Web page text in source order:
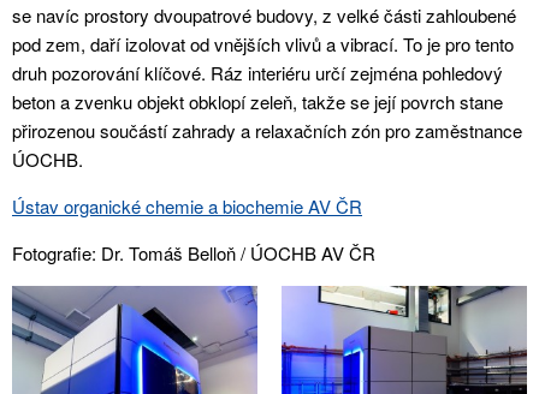
se navíc prostory dvoupatrové budovy, z velké části zahloubené
pod zem, daří izolovat od vnějších vlivů a vibrací. To je pro tento
druh pozorování klíčové. Ráz interiéru určí zejména pohledový
beton a zvenku objekt obklopí zeleň, takže se její povrch stane
přirozenou součástí zahrady a relaxačních zón pro zaměstnance
ÚOCHB.
Ústav organické chemie a biochemie AV ČR
Fotografie: Dr. Tomáš Belloň / ÚOCHB AV ČR